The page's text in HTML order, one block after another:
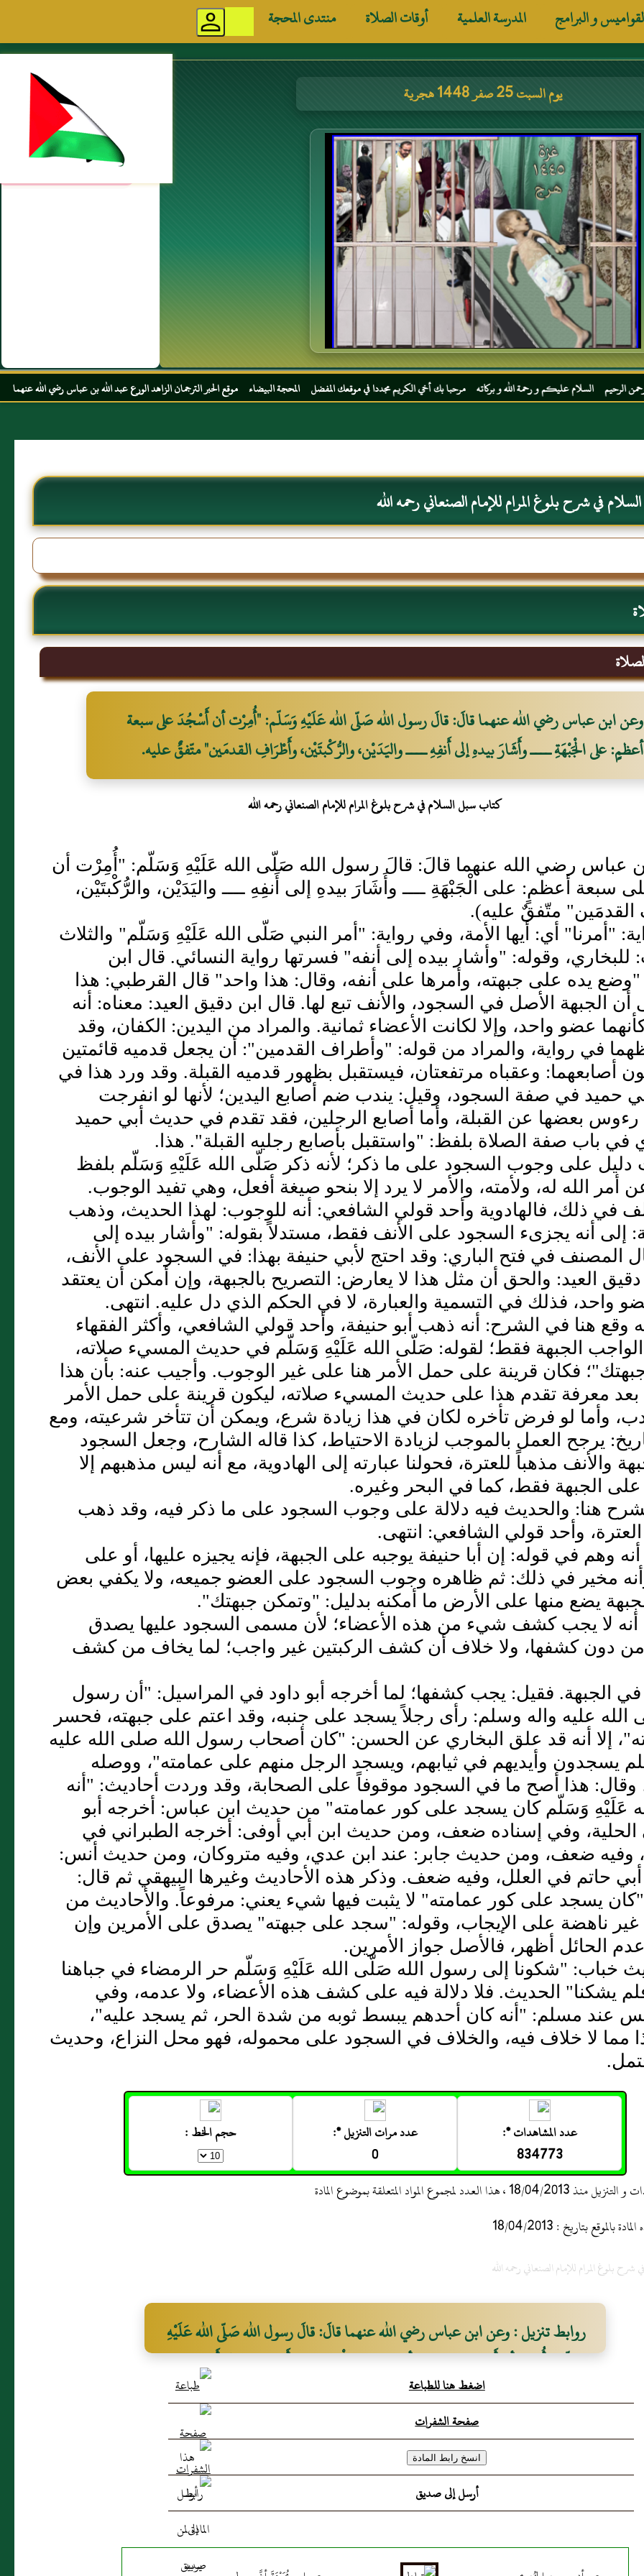
و البرامج المدرسة العلمية أوقات الصلاة منتدى المحجة
يوم السبت 25 صفر 1448 هجرية مواقع إسلامية
عليكم و رحمة الله و بركاته مرحبا بك أخي الكريم مجددا في موقعك المفضل المحجة البيضاء موقع الحبر الترجمان الزاهد الورع عبد الله بن عباس رضي الله عنهما
في شرح بلوغ المرام للإمام الصنعاني رحمه الله
وعن ابن عباس رضي الله عنهما قالَ: قالَ رسول الله صَلّى الله عَلَيْهِ وَسَلّم: "أُمِرْت أن أَسْجُدَ على سبعة
أعظمٍ: على الْجَبْهَةِ ــــ وأَشَارَ بيدهِ إلى أَنفِهِ ــــ واليَدَيْن، والرُّكْبتَيْن، وأَطْرَافِ القدمَين" متّفقٌ عليه.
كتاب سبل السلام في شرح بلوغ المرام للإمام الصنعاني رحمه الله
عباس رضي الله عنهما قالَ: قالَ رسول الله صَلّى الله عَلَيْهِ وَسَلّم: "أُمِرْت أن
سبعة أعظمٍ: على الْجَبْهَةِ ــــ وأَشَارَ بيدهِ إلى أَنفِهِ ــــ واليَدَيْن، والرُّكْبتَيْن،
متّفقٌ عليه).
"أمرنا" أي: أيها الأمة، وفي رواية: "أمر النبي صَلّى الله عَلَيْهِ وَسَلّم" والثلاث
للبخاري، وقوله: "وأشار بيده إلى أنفه" فسرتها رواية النسائي. قال ابن
يده على جبهته، وأمرها على أنفه، وقال: هذا واحد" قال القرطبي: هذا
الجبهة الأصل في السجود، والأنف تبع لها. قال ابن دقيق العيد: معناه: أنه
عضو واحد، وإلا لكانت الأعضاء ثمانية. والمراد من اليدين: الكفان، وقد
في رواية، والمراد من قوله: "وأطراف القدمين": أن يجعل قدميه قائمتين
أصابعهما: وعقباه مرتفعتان، فيستقبل بظهور قدميه القبلة. وقد ورد هذا في
حميد في صفة السجود، وقيل: يندب ضم أصابع اليدين؛ لأنها لو انفرجت
بعضها عن القبلة، وأما أصابع الرجلين، فقد تقدم في حديث أبي حميد
في باب صفة الصلاة بلفظ: "واستقبل بأصابع رجليه القبلة". هذا.
دليل على وجوب السجود على ما ذكر؛ لأنه ذكر صَلّى الله عَلَيْهِ وَسَلّم بلفظ
أمر الله له، ولأمته، والأمر لا يرد إلا بنحو صيغة أفعل، وهي تفيد الوجوب.
في ذلك، فالهادوية وأحد قولي الشافعي: أنه للوجوب: لهذا الحديث، وذهب
إلى أنه يجزىء السجود على الأنف فقط، مستدلاً بقوله: "وأشار بيده إلى
المصنف في فتح الباري: وقد احتج لأبي حنيفة بهذا: في السجود على الأنف،
العيد: والحق أن مثل هذا لا يعارض: التصريح بالجبهة، وإن أمكن أن يعتقد
واحد، فذلك في التسمية والعبارة، لا في الحكم الذي دل عليه. انتهى.
وقع هنا في الشرح: أنه ذهب أبو حنيفة، وأحد قولي الشافعي، وأكثر الفقهاء
الجبهة فقط؛ لقوله: صَلّى الله عَلَيْهِ وَسَلّم في حديث المسيء صلاته،
فكان قرينة على حمل الأمر هنا على غير الوجوب. وأجيب عنه: بأن هذا
بعد معرفة تقدم هذا على حديث المسيء صلاته، ليكون قرينة على حمل الأمر
وأما لو فرض تأخره لكان في هذا زيادة شرع، ويمكن أن تتأخر شرعيته، ومع
يرجح العمل بالموجب لزيادة الاحتياط، كذا قاله الشارح، وجعل السجود
والأنف مذهباً للعترة، فحولنا عبارته إلى الهادوية، مع أنه ليس مذهبهم إلا
الجبهة فقط، كما في البحر وغيره.
هنا: والحديث فيه دلالة على وجوب السجود على ما ذكر فيه، وقد ذهب
وأحد قولي الشافعي: انتهى.
وهم في قوله: إن أبا حنيفة يوجبه على الجبهة، فإنه يجيزه عليها، أو على
مخير في ذلك: ثم ظاهره وجوب السجود على العضو جميعه، ولا يكفي بعض
يضع منها على الأرض ما أمكنه بدليل: "وتمكن جبهتك".
أنه لا يجب كشف شيء من هذه الأعضاء؛ لأن مسمى السجود عليها يصدق
من دون كشفها، ولا خلاف أن كشف الركبتين غير واجب؛ لما يخاف من كشف
الجبهة. فقيل: يجب كشفها؛ لما أخرجه أبو داود في المراسيل: "أن رسول
الله عليه واله وسلم: رأى رجلاً يسجد على جنبه، وقد اعتم على جبهته، فحسر
إلا أنه قد علق البخاري عن الحسن: "كان أصحاب رسول الله صلى الله عليه
يسجدون وأيديهم في ثيابهم، ويسجد الرجل منهم على عمامته"، ووصله
وقال: هذا أصح ما في السجود موقوفاً على الصحابة، وقد وردت أحاديث: "أنه
عَلَيْهِ وَسَلّم كان يسجد على كور عمامته" من حديث ابن عباس: أخرجه أبو
الحلية، وفي إسناده ضعف، ومن حديث ابن أبي أوفى: أخرجه الطبراني في
وفيه ضعف، ومن حديث جابر: عند ابن عدي، وفيه متروكان، ومن حديث أنس:
أبي حاتم في العلل، وفيه ضعف. وذكر هذه الأحاديث وغيرها البيهقي ثم قال:
يسجد على كور عمامته" لا يثبت فيها شيء يعني: مرفوعاً. والأحاديث من
غير ناهضة على الإيجاب، وقوله: "سجد على جبهته" يصدق على الأمرين وإن
الحائل أظهر، فالأصل جواز الأمرين.
خباب: "شكونا إلى رسول الله صَلّى الله عَلَيْهِ وَسَلّم حر الرمضاء في جباهنا
فلم يشكنا" الحديث. فلا دلالة فيه على كشف هذه الأعضاء، ولا عدمه، وفي
عند مسلم: "أنه كان أحدهم يبسط ثوبه من شدة الحر، ثم يسجد عليه"،
مما لا خلاف فيه، والخلاف في السجود على محموله، فهو محل النزاع، وحديث
عدد المشاهدات *:
834773
عدد مرات التنزيل *:
0
حجم الخط :
العدد لمجموع المواد المتعلقة بموضوع المادة
بتاريخ : 18/04/2013
بلوغ المرام للإمام الصنعاني رحمه الله
روابط تنزيل : وعن ابن عباس رضي الله عنهما قالَ: قالَ رسول الله صَلّى الله عَلَيْهِ
وَسَلّم: "أُمِرْت أن أَسْجُدَ على سبعة أعظمٍ: على الْجَبْهَةِ ــــ وأَشَارَ بيدهِ إلى أَنفِهِ ــــ
واليَدَيْن، والرُّكْبتَيْن، وأَطْرَافِ القدمَين" متّفقٌ عليه.
اضغط هنا للطباعة
صفحة الشفرات
أرسل إلى صديق